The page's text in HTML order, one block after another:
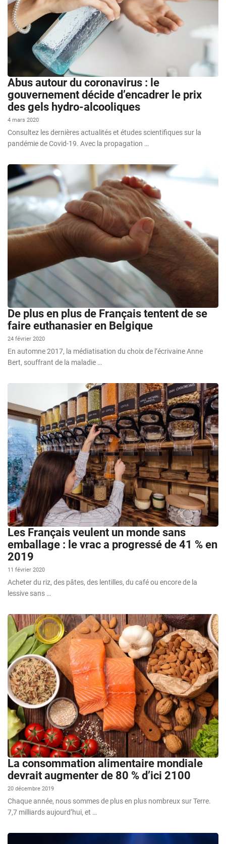
Abus autour du coronavirus : le
gouvernement décide d’encadrer le prix
des gels hydro-alcooliques
4 mars 2020
Consultez les dernières actualités et études scientifiques sur la
pandémie de Covid-19. Avec la propagation …
De plus en plus de Français tentent de se
faire euthanasier en Belgique
24 février 2020
En automne 2017, la médiatisation du choix de l’écrivaine Anne
Bert, souffrant de la maladie …
Les Français veulent un monde sans
emballage : le vrac a progressé de 41 % en
2019
11 février 2020
Acheter du riz, des pâtes, des lentilles, du café ou encore de la
lessive sans …
La consommation alimentaire mondiale
devrait augmenter de 80 % d’ici 2100
20 décembre 2019
Chaque année, nous sommes de plus en plus nombreux sur Terre.
7,7 milliards aujourd’hui, et …